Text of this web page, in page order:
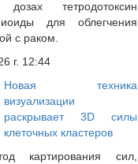
тетродотоксин
для облегчения
с раком.
г. 12:44
Новая техника
визуализации
раскрывает 3D силы
клеточных кластеров
картирования сил,